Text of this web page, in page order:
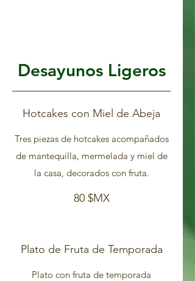
Desayunos Ligeros
Hotcakes con Miel de Abeja
Tres piezas de hotcakes acompañados
de mantequilla, mermelada y miel de
la casa, decorados con fruta.
80 $MX
Plato de Fruta de Temporada
Plato con fruta de temporada